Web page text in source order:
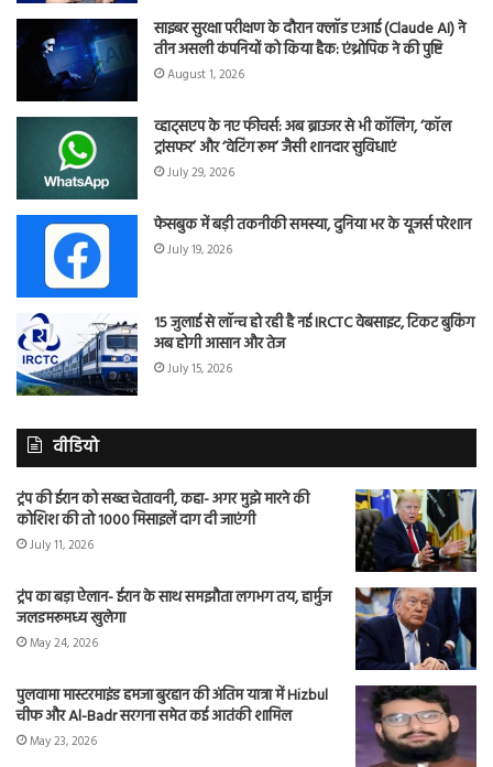
साइबर सुरक्षा परीक्षण के दौरान क्लॉड एआई (Claude AI) ने
तीन असली कंपनियों को किया हैक: एंथ्रोपिक ने की पुष्टि
August 1, 2026
व्हाट्सएप के नए फीचर्स: अब ब्राउजर से भी कॉलिंग, ‘कॉल
ट्रांसफर’ और ‘वेटिंग रूम’ जैसी शानदार सुविधाएं
July 29, 2026
फेसबुक में बड़ी तकनीकी समस्या, दुनिया भर के यूजर्स परेशान
July 19, 2026
15 जुलाई से लॉन्च हो रही है नई IRCTC वेबसाइट, टिकट बुकिंग
अब होगी आसान और तेज
July 15, 2026
वीडियो
ट्रंप की ईरान को सख्त चेतावनी, कहा- अगर मुझे मारने की
कोशिश की तो 1000 मिसाइलें दाग दी जाएंगी
July 11, 2026
ट्रंप का बड़ा ऐलान- ईरान के साथ समझौता लगभग तय, हार्मुज
जलडमरूमध्य खुलेगा
May 24, 2026
पुलवामा मास्टरमाइंड हमजा बुरहान की अंतिम यात्रा में Hizbul
चीफ और Al-Badr सरगना समेत कई आतंकी शामिल
May 23, 2026